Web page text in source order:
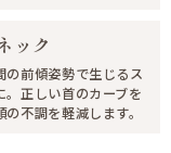
ック
の前傾姿勢で生じるス
。正しい首のカーブを
不調を軽減します。